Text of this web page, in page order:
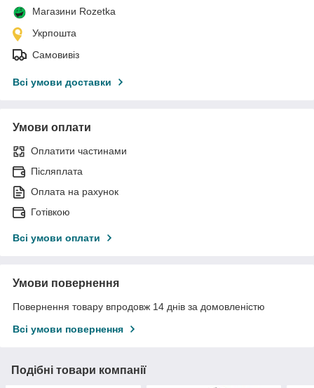
Магазини Rozetka
Укрпошта
Самовивіз
Всі умови доставки
Умови оплати
Оплатити частинами
Післяплата
Оплата на рахунок
Готівкою
Всі умови оплати
Умови повернення
Повернення товару впродовж 14 днів за домовленістю
Всі умови повернення
Подібні товари компанії